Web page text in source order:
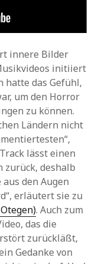
innere Bilder
initiiert
hatte das Gefühl,
um den Horror
zu können.
Ländern nicht
lässt einen
zurück, deshalb
den Augen
erläutert sie zu
. Auch zum
das die
zurückläßt,
Gedanke von